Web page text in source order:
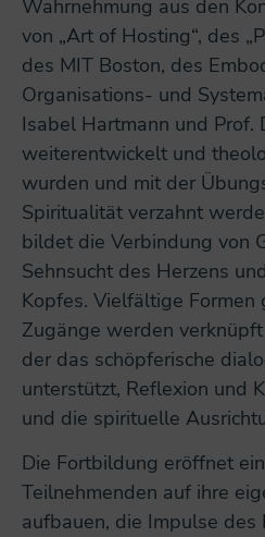
Wahrnehmung aus den
von „Art of Hosting“, des
des MIT Boston, des
Organisations- und
Isabel Hartmann und Prof.
weiterentwickelt und
wurden und mit der
Spiritualität verzahnt
bildet die Verbindung von
Sehnsucht des Herzens
Kopfes. Vielfältige Formen
Zugänge werden verknüpft
der das schöpferische
unterstützt, Reflexion und
und die spirituelle
Die Fortbildung eröffnet
Teilnehmenden auf ihre
aufbauen, die Impulse des